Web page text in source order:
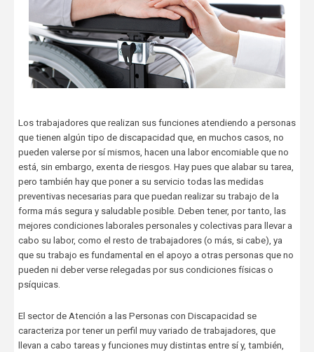
Los trabajadores que realizan sus funciones atendiendo a personas
que tienen algún tipo de discapacidad que, en muchos casos, no
pueden valerse por sí mismos, hacen una labor encomiable que no
está, sin embargo, exenta de riesgos. Hay pues que alabar su tarea,
pero también hay que poner a su servicio todas las medidas
preventivas necesarias para que puedan realizar su trabajo de la
forma más segura y saludable posible. Deben tener, por tanto, las
mejores condiciones laborales personales y colectivas para llevar a
cabo su labor, como el resto de trabajadores (o más, si cabe), ya
que su trabajo es fundamental en el apoyo a otras personas que no
pueden ni deber verse relegadas por sus condiciones físicas o
psíquicas.
El sector de Atención a las Personas con Discapacidad se
caracteriza por tener un perfil muy variado de trabajadores, que
llevan a cabo tareas y funciones muy distintas entre sí y, también,